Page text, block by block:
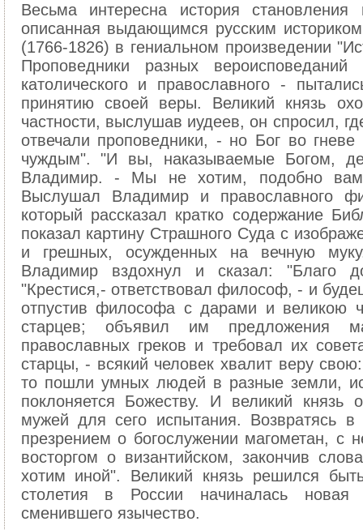
Весьма интересна история
описанная выдающимся русским
(1766-1826) в гениальном произведении
Проповедники разных вероисповеданий
католического и православного -
принятию своей веры. Великий князь
частности, выслушав иудеев, он спросил,
отвечали проповедники, - но Бог во
чуждым". "И вы, наказываемые Богом,
Владимир. - Мы не хотим, подобно вам,
Выслушал Владимир и православного
который рассказал кратко содержание
показал картину Страшного Суда с
и грешных, осужденных на вечную
Владимир вздохнул и сказал: "Благо
"Крестися,- ответствовал философ, - и
отпустив философа с дарами и великою
старцев; объявил им предложения
православных греков и требовал их
старцы, - всякий человек хвалит веру
то пошли умных людей в разные земли,
поклоняется Божеству. И великий князь
мужей для сего испытания. Возвратясь
презрением о богослужении магометан, с
восторгом о византийском, закончив
хотим иной". Великий князь решился
столетия в России начиналась
сменившего язычество.